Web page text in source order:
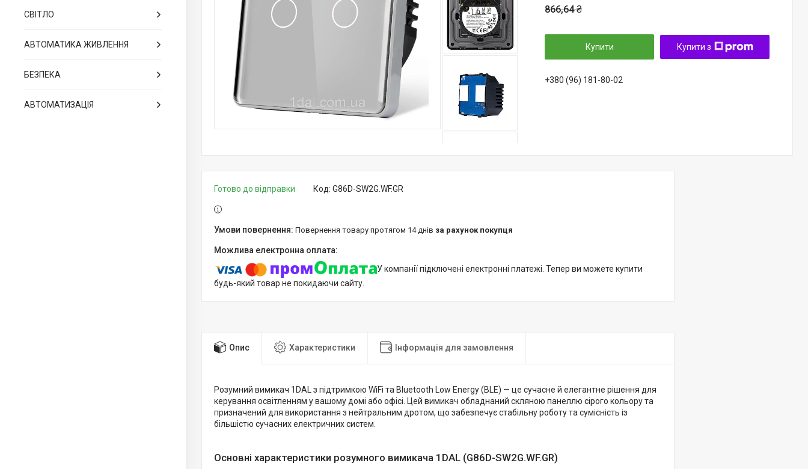
СВІТЛО
АВТОМАТИКА ЖИВЛЕННЯ
БЕЗПЕКА
АВТОМАТИЗАЦІЯ
866,64 ₴
Купити Купити з
+380 (96) 181-80-02
Готово до відправки Код: G86D-SW2G.WF.GR
повернення товару протягом 14 днів за рахунок покупця
У компанії підключені електронні платежі. Тепер ви можете купити
будь-який товар не покидаючи сайту.
Опис Характеристики Інформація для замовлення
Розумний вимикач 1DAL з підтримкою WiFi та Bluetooth Low Energy (BLE) — це сучасне й елегантне рішення для
керування освітленням у вашому домі або офісі. Цей вимикач обладнаний скляною панеллю сірого кольору та
призначений для використання з нейтральним дротом, що забезпечує стабільну роботу та сумісність із
більшістю сучасних електричних систем.
Основні характеристики розумного вимикача 1DAL (G86D-SW2G.WF.GR)